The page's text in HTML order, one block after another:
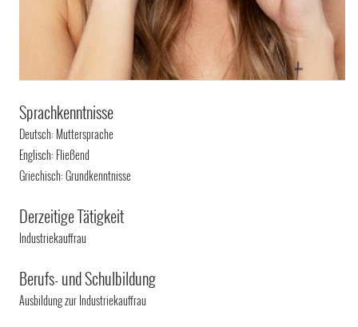
Sprachkenntnisse
Deutsch: Muttersprache
Englisch: Fließend
Griechisch: Grundkenntnisse
Derzeitige Tätigkeit
Industriekauffrau
Berufs- und Schulbildung
Ausbildung zur Industriekauffrau